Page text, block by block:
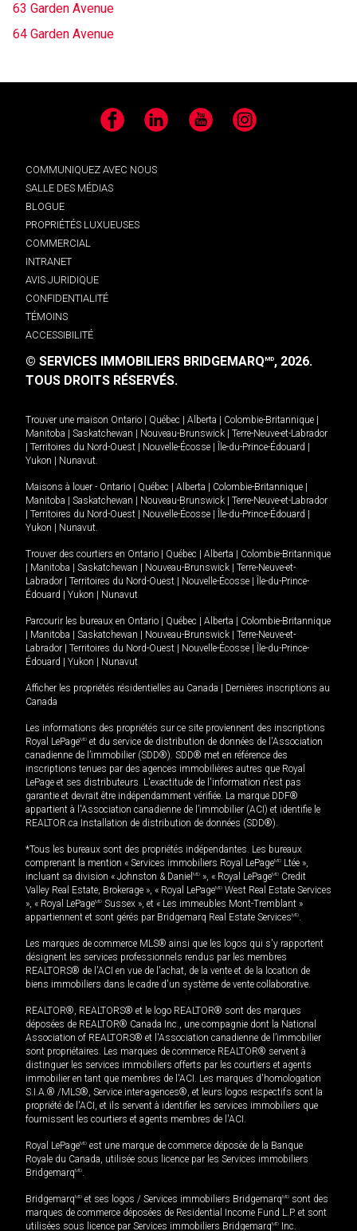
63 Garden Avenue
64 Garden Avenue
Facebook LinkedIn YouTube Instagram
COMMUNIQUEZ AVEC NOUS
SALLE DES MÉDIAS
BLOGUE
PROPRIÉTÉS LUXUEUSES
COMMERCIAL
INTRANET
AVIS JURIDIQUE
CONFIDENTIALITÉ
TÉMOINS
ACCESSIBILITÉ
© SERVICES IMMOBILIERS BRIDGEMARQMD, 2026.
TOUS DROITS RÉSERVÉS.
Trouver une maison Ontario Québec Alberta Colombie-Britannique
Manitoba
Saskatchewan Nouveau-Brunswick
Terre-Neuve-et-Labrador
Territoires du Nord-Ouest Nouvelle-Écosse Île-du-Prince-Édouard
Yukon
Nunavut.
Maisons à louer - Ontario Québec Alberta Colombie-Britannique
Manitoba
Saskatchewan Nouveau-Brunswick
Terre-Neuve-et-Labrador
Territoires du Nord-Ouest Nouvelle-Écosse Île-du-Prince-Édouard
Yukon
Nunavut.
Trouver des courtiers en Ontario Québec Alberta
Colombie-Britannique
Manitoba Saskatchewan Nouveau-Brunswick
Terre-Neuve-et-
Labrador
Territoires du Nord-Ouest Nouvelle-Écosse
Île-du-Prince-
Édouard
Yukon Nunavut
Parcourir les bureaux en Ontario Québec Alberta
Colombie-Britannique
Manitoba Saskatchewan Nouveau-Brunswick
Terre-Neuve-et-
Labrador
Territoires du Nord-Ouest Nouvelle-Écosse
Île-du-Prince-
Édouard
Yukon Nunavut
Afficher les propriétés résidentielles au Canada
Dernières inscriptions au
Canada
Les informations des propriétés sur ce site proviennent des inscriptions
Royal LePageMD et du service de distribution de données de l'Association
canadienne de l’immobilier (SDD®). SDD® met en référence des
inscriptions tenues par des agences immobilières autres que Royal
LePage et ses distributeurs. L'exactitude de l'information n'est pas
garantie et devrait être indépendamment vérifiée. La marque DDF®
appartient à l'Association canadienne de l’immobilier (ACI) et identifie le
REALTOR.ca Installation de distribution de données (SDD®).
*Tous les bureaux sont des propriétés indépendantes. Les bureaux
comprenant la mention « Services immobiliers Royal LePageMD Ltée »,
incluant sa division « Johnston & Daniel MD », « Royal LePageMD Credit
Valley Real Estate, Brokerage », « Royal LePageMD West Real Estate Services
», « Royal LePageMD Sussex », et « Les immeubles Mont-Tremblant »
appartiennent et sont gérés par Bridgemarq Real Estate ServicesMD.
Les marques de commerce MLS® ainsi que les logos qui s'y rapportent
désignent les services professionnels rendus par les membres
REALTORS® de l'ACI en vue de l'achat, de la vente et de la location de
biens immobiliers dans le cadre d'un système de vente collaborative.
REALTOR®, REALTORS® et le logo REALTOR® sont des marques
déposées de REALTOR® Canada Inc., une compagnie dont la National
Association of REALTORS® et l'Association canadienne de l’immobilier
sont propriétaires. Les marques de commerce REALTOR® servent à
distinguer les services immobiliers offerts par les courtiers et agents
immobilier en tant que membres de l'ACI. Les marques d'homologation
S.I.A.® /MLS®, Service inter-agences®, et leurs logos respectifs sont la
propriété de l'ACI, et ils servent à identifier les services immobiliers que
fournissent les courtiers et agents membres de l'ACI.
Royal LePageMD est une marque de commerce déposée de la Banque
Royale du Canada, utilisée sous licence par les Services immobiliers
BridgemarqMD.
BridgemarqMD et ses logos / Services immobiliers BridgemarqMD sont des
marques de commerce déposées de Residential Income Fund L.P. et sont
utilisées sous licence par Services immobiliers BridgemarqMD Inc.